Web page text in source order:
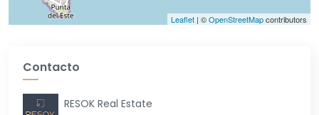
Leaflet | ©OpenStreetMapcontributors
Contacto
RESOK Real Estate